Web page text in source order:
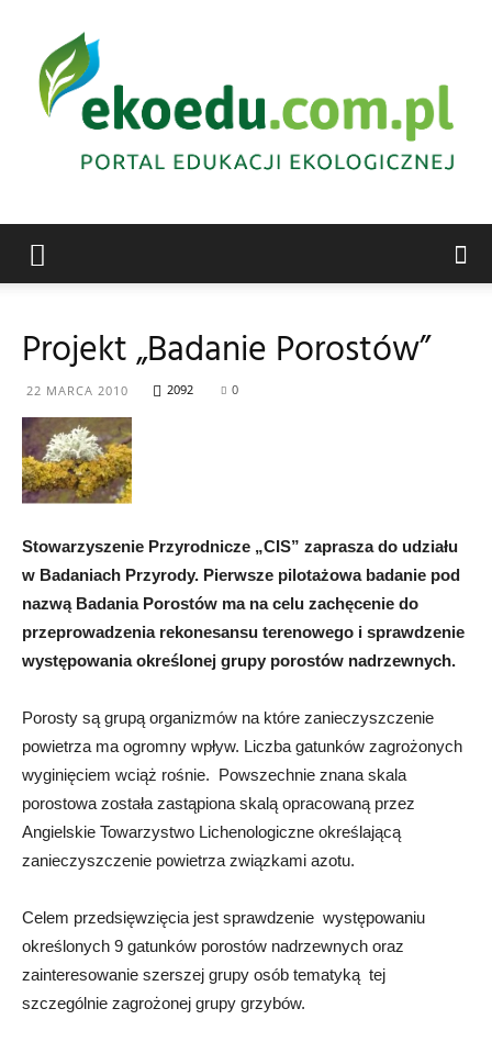
Projekt „Badanie Porostów”
22 MARCA 2010 2092 0
Stowarzyszenie Przyrodnicze „CIS” zaprasza do udziału
w Badaniach Przyrody. Pierwsze pilotażowa badanie pod
nazwą Badania Porostów ma na celu zachęcenie do
przeprowadzenia rekonesansu terenowego i sprawdzenie
występowania określonej grupy porostów nadrzewnych.
Porosty są grupą organizmów na które zanieczyszczenie
powietrza ma ogromny wpływ. Liczba gatunków zagrożonych
wyginięciem wciąż rośnie. Powszechnie znana skala
porostowa została zastąpiona skalą opracowaną przez
Angielskie Towarzystwo Lichenologiczne określającą
zanieczyszczenie powietrza związkami azotu.
Celem przedsięwzięcia jest sprawdzenie występowaniu
określonych 9 gatunków porostów nadrzewnych oraz
zainteresowanie szerszej grupy osób tematyką tej
szczególnie zagrożonej grupy grzybów.